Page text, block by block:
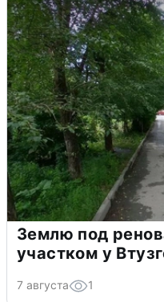
Землю под
участком у
7 августа 1